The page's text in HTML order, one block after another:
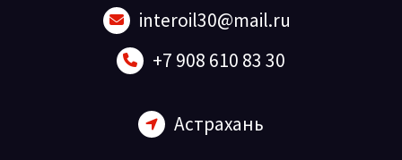
interoil30@mail.ru
+7 908 610 83 30
Астрахань